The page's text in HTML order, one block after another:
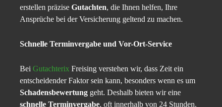
erstellen präzise Gutachten, die Ihnen helfen, Ihre
Ansprüche bei der Versicherung geltend zu machen.
Schnelle Terminvergabe und Vor-Ort-Service
Bei Gutachterix Freising verstehen wir, dass Zeit ein
entscheidender Faktor sein kann, besonders wenn es um
Schadensbewertung geht. Deshalb bieten wir eine
schnelle Terminvergabe, oft innerhalb von 24 Stunden.